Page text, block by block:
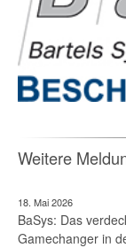
Weitere
18. Mai 2026
BaSys: Das
Gamechanger in